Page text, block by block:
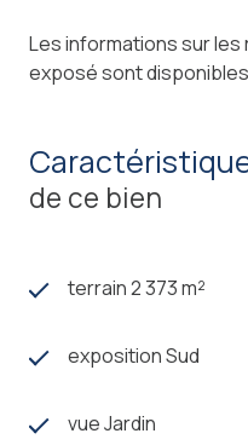
Les informations sur
exposé sont
de ce bien
terrain 2 373 m²
exposition Sud
vue Jardin